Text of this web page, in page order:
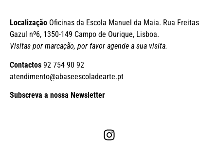
Localização Oficinas da Escola Manuel da Maia. Rua Freitas
Gazul nº6, 1350-149 Campo de Ourique, Lisboa.
Visitas por marcação, por favor agende a sua visita.
Contactos 92 754 90 92
atendimento@abaseescoladearte.pt
Subscreva a nossa Newsletter